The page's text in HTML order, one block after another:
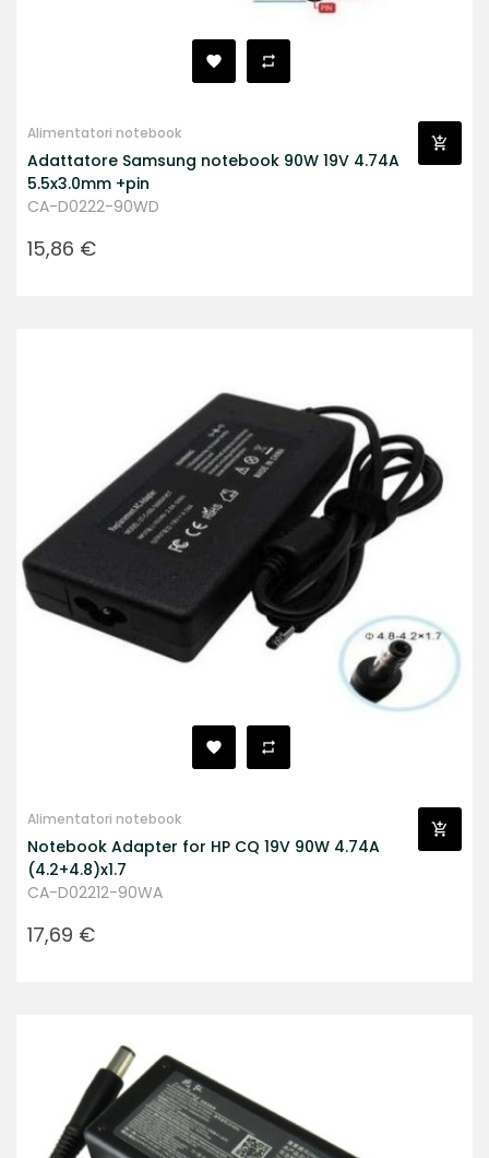
Alimentatori notebook
Adattatore Samsung notebook 90W 19V 4.74A
5.5x3.0mm +pin
CA-D0222-90WD
Prezzo
15,86 €
Alimentatori notebook
Notebook Adapter for HP CQ 19V 90W 4.74A
(4.2+4.8)x1.7
CA-D02212-90WA
Prezzo
17,69 €